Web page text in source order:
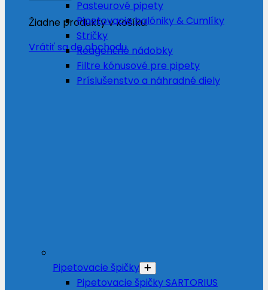
Žiadne produkty v košíku.
Vrátiť sa do obchodu
Pasteurové pipety
Pipetovacie balóniky & Cumlíky
Stričky
Reagenčné nádobky
Filtre kónusové pre pipety
Príslušenstvo a náhradné diely
Pipetovacie špičky
Pipetovacie špičky SARTORIUS